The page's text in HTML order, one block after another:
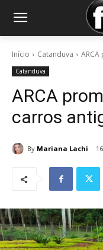
Início Catanduva
Catanduva
ARCA
carros
By Mariana Lachi